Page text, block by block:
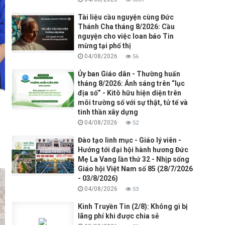
Tài liệu cầu nguyện cùng Đức
Thánh Cha tháng 8/2026: Cầu
nguyện cho việc loan báo Tin
mừng tại phố thị
04/08/2026 56
Ủy ban Giáo dân - Thường huấn
tháng 8/2026: Ánh sáng trên “lục
địa số” - Kitô hữu hiện diện trên
môi trường số với sự thật, tử tế và
tinh thần xây dựng
04/08/2026 52
Đào tạo linh mục - Giáo lý viên -
Hướng tới đại hội hành hương Đức
Mẹ La Vang lần thứ 32 - Nhịp sống
Giáo hội Việt Nam số 85 (28/7/2026
- 03/8/2026)
04/08/2026 53
Kinh Truyền Tin (2/8): Không gì bị
lãng phí khi được chia sẻ